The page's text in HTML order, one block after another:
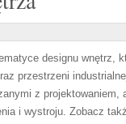
designu wnętrz,
przestrzeni
z projektowaniem,
i wystroju. Zobacz